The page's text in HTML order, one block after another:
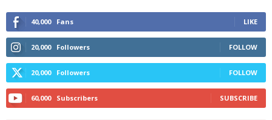
40,000 Fans LIKE
20,000 Followers FOLLOW
20,000 Followers FOLLOW
60,000 Subscribers SUBSCRIBE